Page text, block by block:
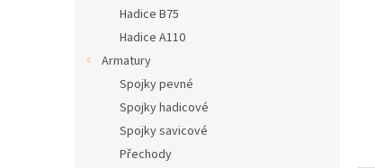
Hadice B75
Hadice A110
Armatury
Spojky pevné
Spojky hadicové
Spojky savicové
Přechody